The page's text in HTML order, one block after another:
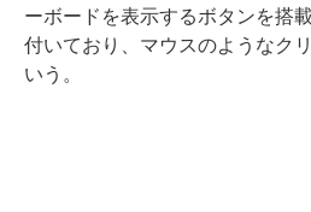
ーボードを表示するボタンを搭
付いており、マウスのようなク
いう。